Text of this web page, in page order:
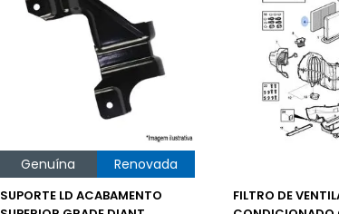
Genuína Renovada
SUPORTE LD ACABAMENTO
FILTRO DE